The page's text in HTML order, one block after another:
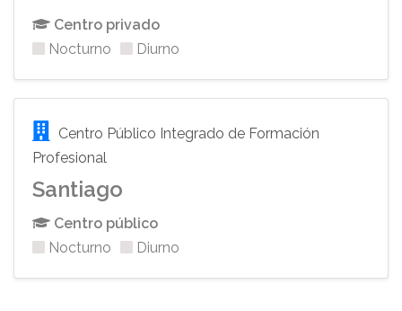
Centro privado
Nocturno
Diurno
Centro Público Integrado de Formación
Profesional
Santiago
Centro público
Nocturno
Diurno